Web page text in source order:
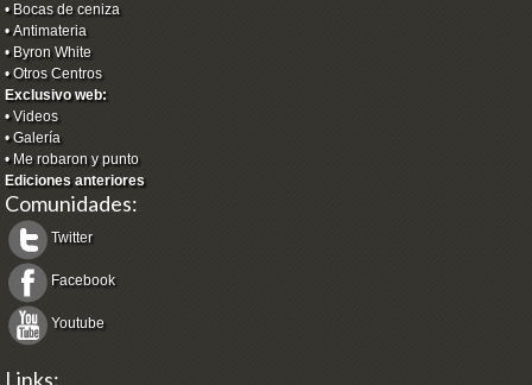
• Bocas de ceniza
•Antimateria
• Byron White
•Otros Centros
Exclusivo web:
•Videos
•Galería
• Me robaron y punto
Ediciones anteriores
Comunidades:
Twitter
Facebook
Youtube
Links: